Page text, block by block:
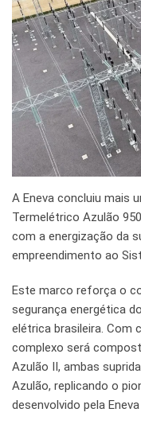
A Eneva concluiu mais
Termelétrico Azulão
com a energização da
empreendimento ao
Este marco reforça o
segurança energética
elétrica brasileira. Com
complexo será
Azulão II, ambas
Azulão, replicando o
desenvolvido pela